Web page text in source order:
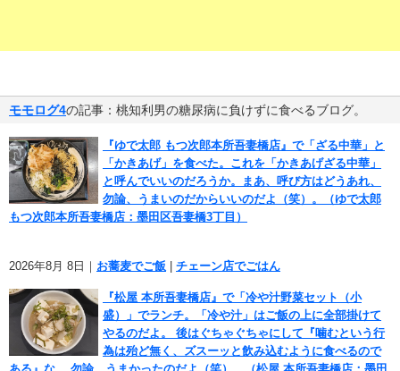
モモログ4の記事：桃知利男の糖尿病に負けずに食べるブログ。
『ゆで太郎 もつ次郎本所吾妻橋店』で「ざる中華」と
「かきあげ」を食べた。これを「かきあげざる中華」
と呼んでいいのだろうか。まあ、呼び方はどうあれ、
勿論、うまいのだからいいのだよ（笑）。（ゆで太郎
もつ次郎本所吾妻橋店：墨田区吾妻橋3丁目）
2026年8月 8日｜ お蕎麦でご飯 チェーン店でごはん
『松屋 本所吾妻橋店』で「冷や汁野菜セット（小
盛）」でランチ。「冷や汁」はご飯の上に全部掛けて
やるのだよ。 後はぐちゃぐちゃにして『噛むという行
為は殆ど無く、ズスーッと飲み込むように食べるので